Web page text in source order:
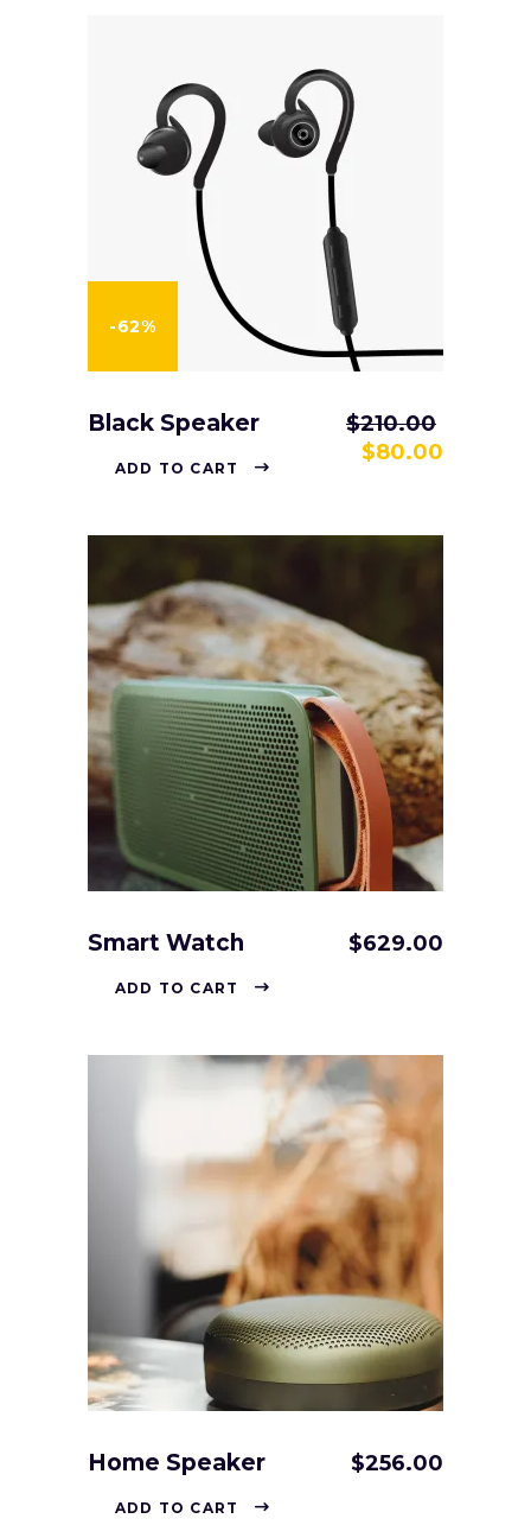
-62%
Black Speaker $210.00
$80.00
ADD TO CART
Smart Watch $629.00
ADD TO CART
Home Speaker $256.00
ADD TO CART